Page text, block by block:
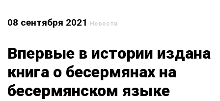
08 сентября 2021 Новости
Впервые в истории издана
книга о бесермянах на
бесермянском языке